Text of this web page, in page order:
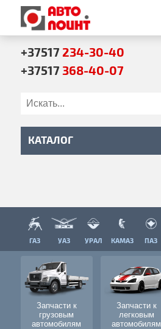
+37517 234-30-40
+37517 368-40-07
КАТАЛОГ
Ходовая часть
Ось передняя
Подвеска
Колеса и ступицы
Буксирный прибор
ГАЗ УАЗ УРАЛ КАМАЗ ПАЗ
Запчасти к
грузовым
автомобилям
Запчасти к
легковым
автомобилям